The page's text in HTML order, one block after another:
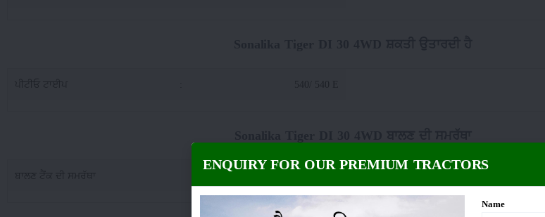
ਪੀਟੀਓ ਟਾਈਪ 540/ 540 E
ਬਾਲਣ ਟੈਂਕ ਦੀ ਸਮਰੱਥਾ
ENQUIRY FOR OUR PREMIUM TRACTORS
Name